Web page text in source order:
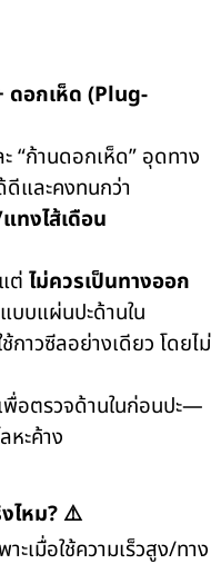
ดอกเห็ด (Plug-
“ก้านดอกเห็ด” อุดทาง
และคงทนกว่า
ทงไส้เดือน
ต่ ไม่ควรเป็นทางออก
บบแผ่นปะด้านใน
าวซีลอย่างเดียว โดยไม่
พื่อตรวจด้านในก่อนปะ—
หะค้าง
งไหม? ⚠️
าะเมื่อใช้ความเร็วสูง/ทาง